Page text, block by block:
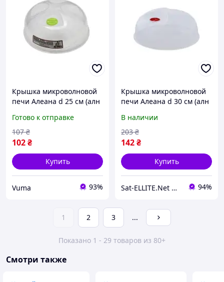
Крышка микроволновой
печи Алеана d 25 см (алн
Готово к отправке
102₴
107 ₴
Купить
Vuma 93%
Крышка микроволновой
печи Алеана d 30 см (алн
В наличии
142₴
203 ₴
Купить
Sat-ELLITE.Net ➤ ИНТЕРНЕТ-СУПЕРМАРКЕТ 94%
1 2 3 ...
Показано 1 - 29 товаров из 80+
Смотри также